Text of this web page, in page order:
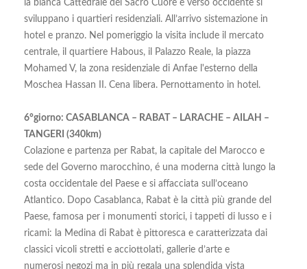
la bianca Cattedrale del Sacro Cuore e verso occidente si
sviluppano i quartieri residenziali. All’arrivo sistemazione in
hotel e pranzo. Nel pomeriggio la visita include il mercato
centrale, il quartiere Habous, il Palazzo Reale, la piazza
Mohamed V, la zona residenziale di Anfae l'esterno della
Moschea Hassan II. Cena libera. Pernottamento in hotel.
6°giorno: CASABLANCA – RABAT – LARACHE – AILAH –
TANGERI (340km)
Colazione e partenza per Rabat, la capitale del Marocco e
sede del Governo marocchino, é una moderna città lungo la
costa occidentale del Paese e si affacciata sull’oceano
Atlantico. Dopo Casablanca, Rabat è la città più grande del
Paese, famosa per i monumenti storici, i tappeti di lusso e i
ricami: la Medina di Rabat è pittoresca e caratterizzata dai
classici vicoli stretti e acciottolati, gallerie d’arte e
numerosi negozi ma in più regala una splendida vista